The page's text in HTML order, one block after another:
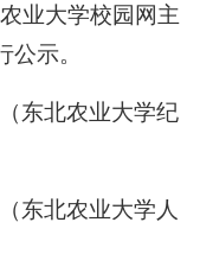
业大学校园网主
公示。
东北农业大学纪
东北农业大学人